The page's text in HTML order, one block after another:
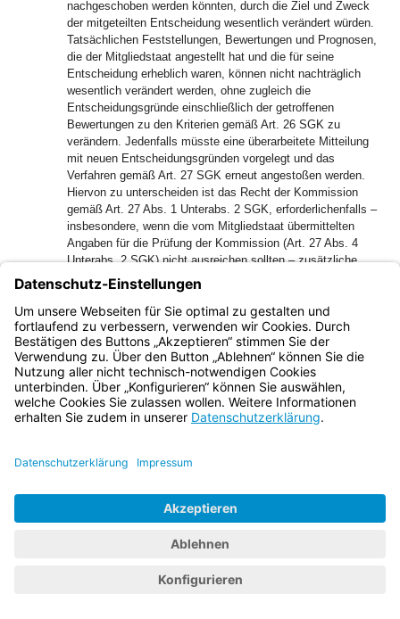
nachgeschoben werden könnten, durch die Ziel und Zweck
der mitgeteilten Entscheidung wesentlich verändert würden.
Tatsächlichen Feststellungen, Bewertungen und Prognosen,
die der Mitgliedstaat angestellt hat und die für seine
Entscheidung erheblich waren, können nicht nachträglich
wesentlich verändert werden, ohne zugleich die
Entscheidungsgründe einschließlich der getroffenen
Bewertungen zu den Kriterien gemäß Art. 26 SGK zu
verändern. Jedenfalls müsste eine überarbeitete Mitteilung
mit neuen Entscheidungsgründen vorgelegt und das
Verfahren gemäß Art. 27 SGK erneut angestoßen werden.
Hiervon zu unterscheiden ist das Recht der Kommission
gemäß Art. 27 Abs. 1 Unterabs. 2 SGK, erforderlichenfalls –
insbesondere, wenn die vom Mitgliedstaat übermittelten
Angaben für die Prüfung der Kommission (Art. 27 Abs. 4
Unterabs. 2 SGK) nicht ausreichen sollten – zusätzliche
Informationen anzufordern. Dieses Informationsverlangen
betrifft die vom Mitgliedstaat mitgeteilte beabsichtigte
Entscheidung; es beinhaltet nicht die Aufforderung an den
Mitgliedstaat, diese Entscheidung abzuändern bzw. neu zu
begründen. Im Übrigen heißt es auch in Erwägungsgrund Nr.
44 der Verordnung (EU) 2024/1717, der Meldung, die von
den Mitgliedstaaten zu übermitteln sei, sollte eine
ausschlaggebende Bedeutung zukommen, wenn es darum
gehe, die Einhaltung der Kriterien und Bedingungen für die
37
Erst recht können Gründe nicht erstmals in einem
Gerichtshof oder einem nationalen Gericht nachgeschoben
werden, die nicht bereits Gegenstand des Verfahrens
gemäß Art. 27 SGK gewesen sind.
Einführung von Binnengrenzen allein die in der Mitteilung